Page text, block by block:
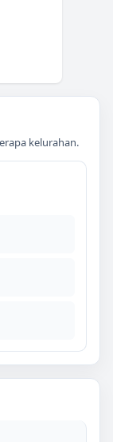
kelurahan.